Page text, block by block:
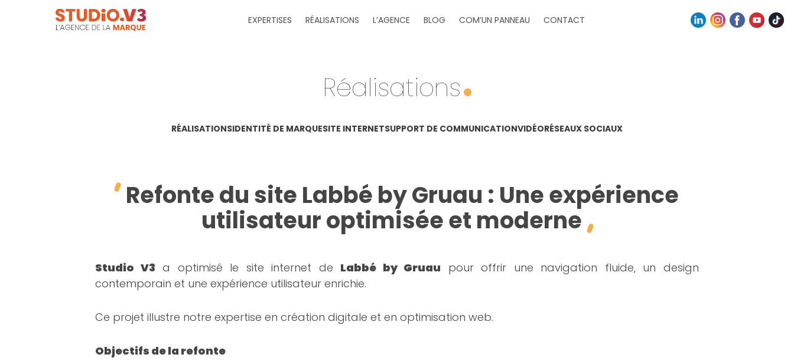
EXPERTISES RÉALISATIONS L’AGENCE BLOG COM’UN PANNEAU CONTACT
Réalisations
RÉALISATIONSIDENTITÉ DE MARQUESITE INTERNETSUPPORT DE COMMUNICATIONVIDÉORÉSEAUX SOCIAUX
Refonte du site Labbé by Gruau : Une expérience
utilisateur optimisée et moderne
Studio V3 a optimisé le site internet de Labbé by Gruau pour offrir une navigation fluide, un design
contemporain et une expérience utilisateur enrichie.
Ce projet illustre notre expertise en création digitale et en optimisation web.
Objectifs de la refonte